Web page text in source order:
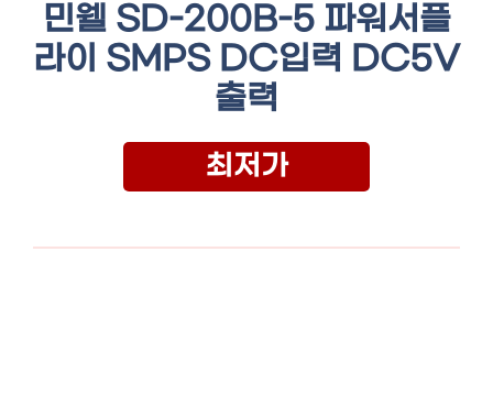
민웰 SD-200B-5 파워서플
라이 SMPS DC입력 DC5V
출력
최저가